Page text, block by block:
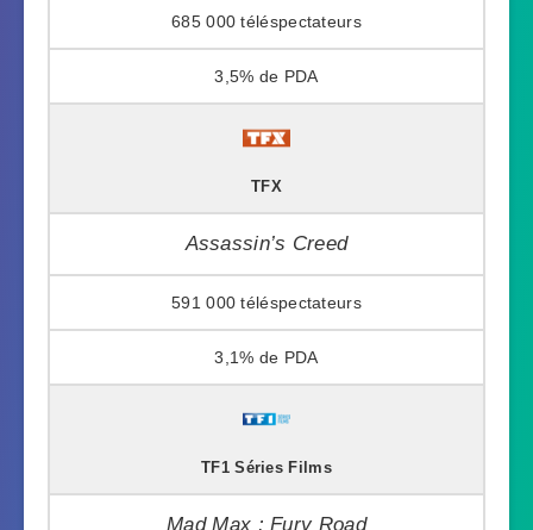
685 000
3,5%
TFX
Assassin’s Creed
591 000
3,1%
TF1 Séries Films
Mad Max : Fury Road